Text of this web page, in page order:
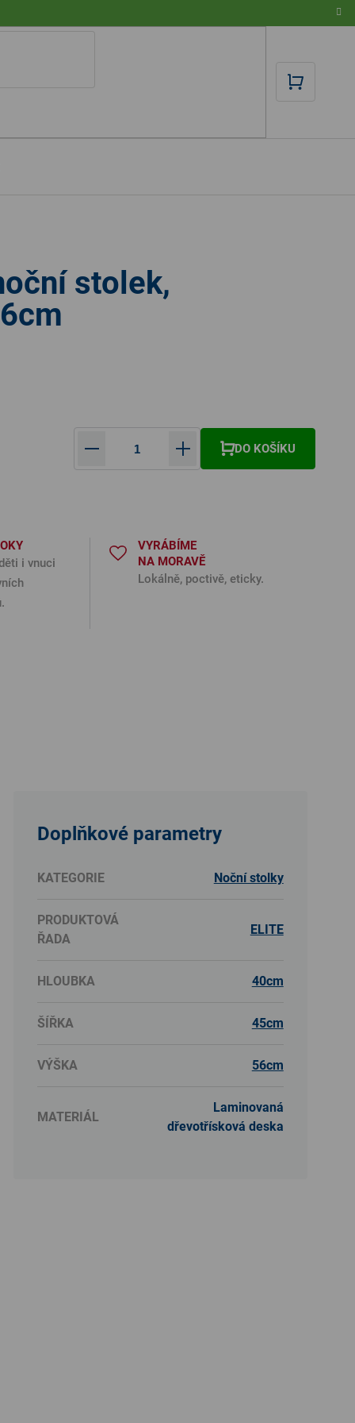
stolek,
DO KOŠÍKU
i vnuci
VYRÁBÍME
NA MORAVĚ
Lokálně, poctivě, eticky.
Doplňkové parametry
KATEGORIE Noční stolky
PRODUKTOVÁ
ŘADA
ELITE
HLOUBKA 40cm
ŠÍŘKA 45cm
VÝŠKA 56cm
MATERIÁL
Laminovaná
dřevotřísková deska